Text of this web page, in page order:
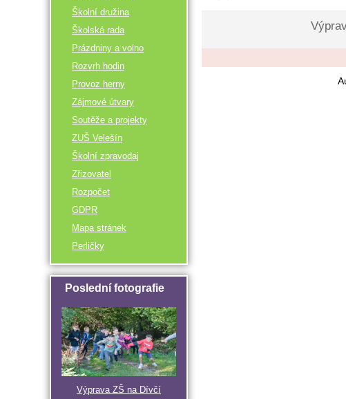
Školní družina
Školská rada
Prázdniny a volno
Rozvrh hodin
Provoz herny
Zájmové útvary
Soutěže a projekty
ZUŠ Velešín
Školní zpravodaj
Zřizovatel
Rozpočet
GDPR
Mapa stránek
Perličky
Poslední fotografie
Výprava ZŠ na Dívčí